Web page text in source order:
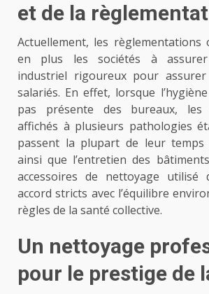
et de la
Actuellement, les règlementations
en plus les sociétés à
industriel rigoureux pour
salariés. En effet, lorsque
pas présente des bureaux, les
affichés à plusieurs pathologies
passent la plupart de leur temps
ainsi que l’entretien des
accessoires de nettoyage utilisé
accord stricts avec l’équilibre
règles de la santé collective.
Un nettoyage
pour le prestige de